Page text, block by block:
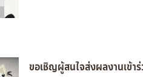
ขอเชิญผู้สนใจส่งผลงานเข้า